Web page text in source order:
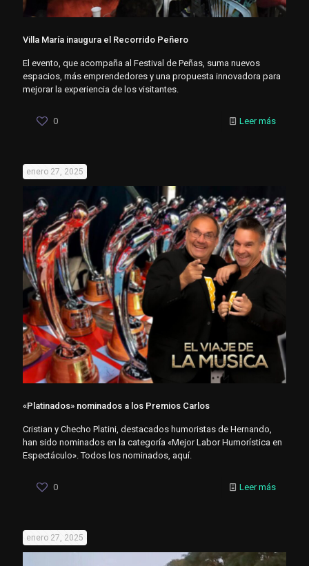
Villa María inaugura el Recorrido Peñero
El evento, que acompaña al Festival de Peñas, suma nuevos
espacios, más emprendedores y una propuesta innovadora para
mejorar la experiencia de los visitantes.
0 Leer más
enero 27, 2025
«Platinados» nominados a los Premios Carlos
Cristian y Checho Platini, destacados humoristas de Hernando,
han sido nominados en la categoría «Mejor Labor Humorística en
Espectáculo». Todos los nominados, aquí.
0 Leer más
enero 27, 2025